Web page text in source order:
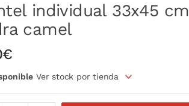
individual 33x45 cm
camel
Ver stock por tienda